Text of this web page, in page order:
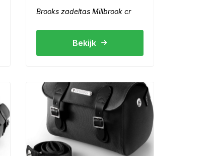
Brooks zadeltas Millbrook cr
Bekijk